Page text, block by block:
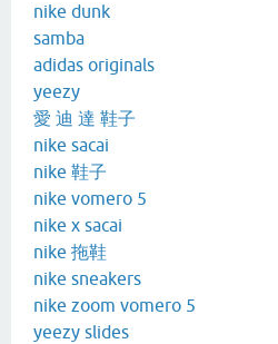
nike dunk
samba
adidas originals
yeezy
愛 迪 達 鞋子
nike sacai
nike 鞋子
nike vomero 5
nike x sacai
nike 拖鞋
nike sneakers
nike zoom vomero 5
yeezy slides